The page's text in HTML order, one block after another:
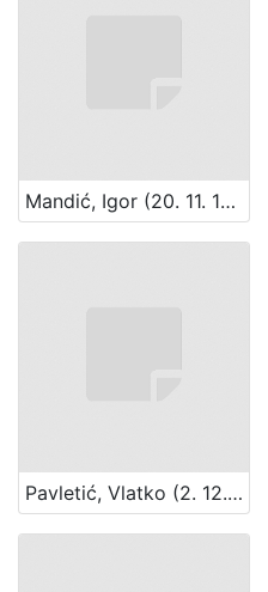
Mandić, Igor (20. 11. 1939.)
Pavletić, Vlatko (2. 12. 1930. – 19. 09. 2007.)